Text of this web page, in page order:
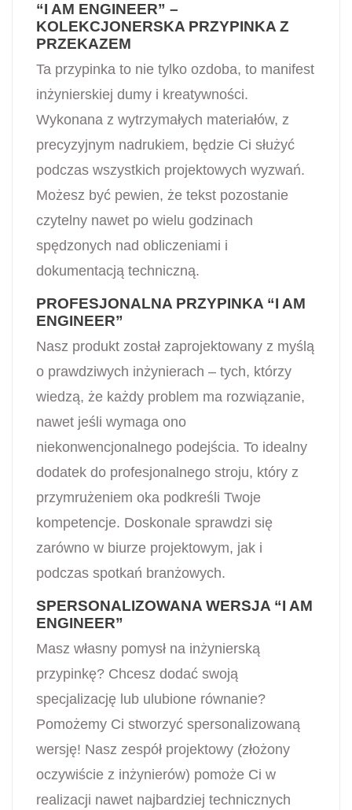
“I AM ENGINEER” –
KOLEKCJONERSKA PRZYPINKA Z
PRZEKAZEM
Ta przypinka to nie tylko ozdoba, to manifest
inżynierskiej dumy i kreatywności.
Wykonana z wytrzymałych materiałów, z
precyzyjnym nadrukiem, będzie Ci służyć
podczas wszystkich projektowych wyzwań.
Możesz być pewien, że tekst pozostanie
czytelny nawet po wielu godzinach
spędzonych nad obliczeniami i
dokumentacją techniczną.
PROFESJONALNA PRZYPINKA “I AM
ENGINEER”
Nasz produkt został zaprojektowany z myślą
o prawdziwych inżynierach – tych, którzy
wiedzą, że każdy problem ma rozwiązanie,
nawet jeśli wymaga ono
niekonwencjonalnego podejścia. To idealny
dodatek do profesjonalnego stroju, który z
przymrużeniem oka podkreśli Twoje
kompetencje. Doskonale sprawdzi się
zarówno w biurze projektowym, jak i
podczas spotkań branżowych.
SPERSONALIZOWANA WERSJA “I AM
ENGINEER”
Masz własny pomysł na inżynierską
przypinkę? Chcesz dodać swoją
specjalizację lub ulubione równanie?
Pomożemy Ci stworzyć spersonalizowaną
wersję! Nasz zespół projektowy (złożony
oczywiście z inżynierów) pomoże Ci w
realizacji nawet najbardziej technicznych